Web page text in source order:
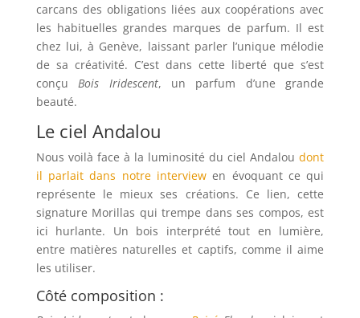
carcans des obligations liées aux coopérations avec
les habituelles grandes marques de parfum. Il est
chez lui, à Genève, laissant parler l’unique mélodie
de sa créativité. C’est dans cette liberté que s’est
conçuBois Iridescent, un parfum d’une grande
beauté.
Le ciel Andalou
Nous voilà face à la luminosité du ciel Andaloudont
il parlait dans notre interview en évoquant ce qui
représente le mieux ses créations. Ce lien, cette
signature Morillas qui trempe dans ses compos, est
ici hurlante. Un bois interprété tout en lumière,
entre matières naturelles et captifs, comme il aime
les utiliser.
Côté composition :